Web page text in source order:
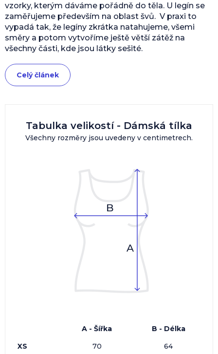
Tabulka velikostí - Dámská tílka
Všechny rozměry jsou uvedeny v centimetrech.
A - Šířka
B - Délka
XS
70 64
vzorky, kterým dáváme pořádně do těla. U legín se
zaměřujeme především na oblast švů. V praxi to
vypadá tak, že legíny zkrátka natahujeme, všemi
směry a potom vytvoříme ještě větší zátěž na
všechny části, kde jsou látky sešité.
Celý článek